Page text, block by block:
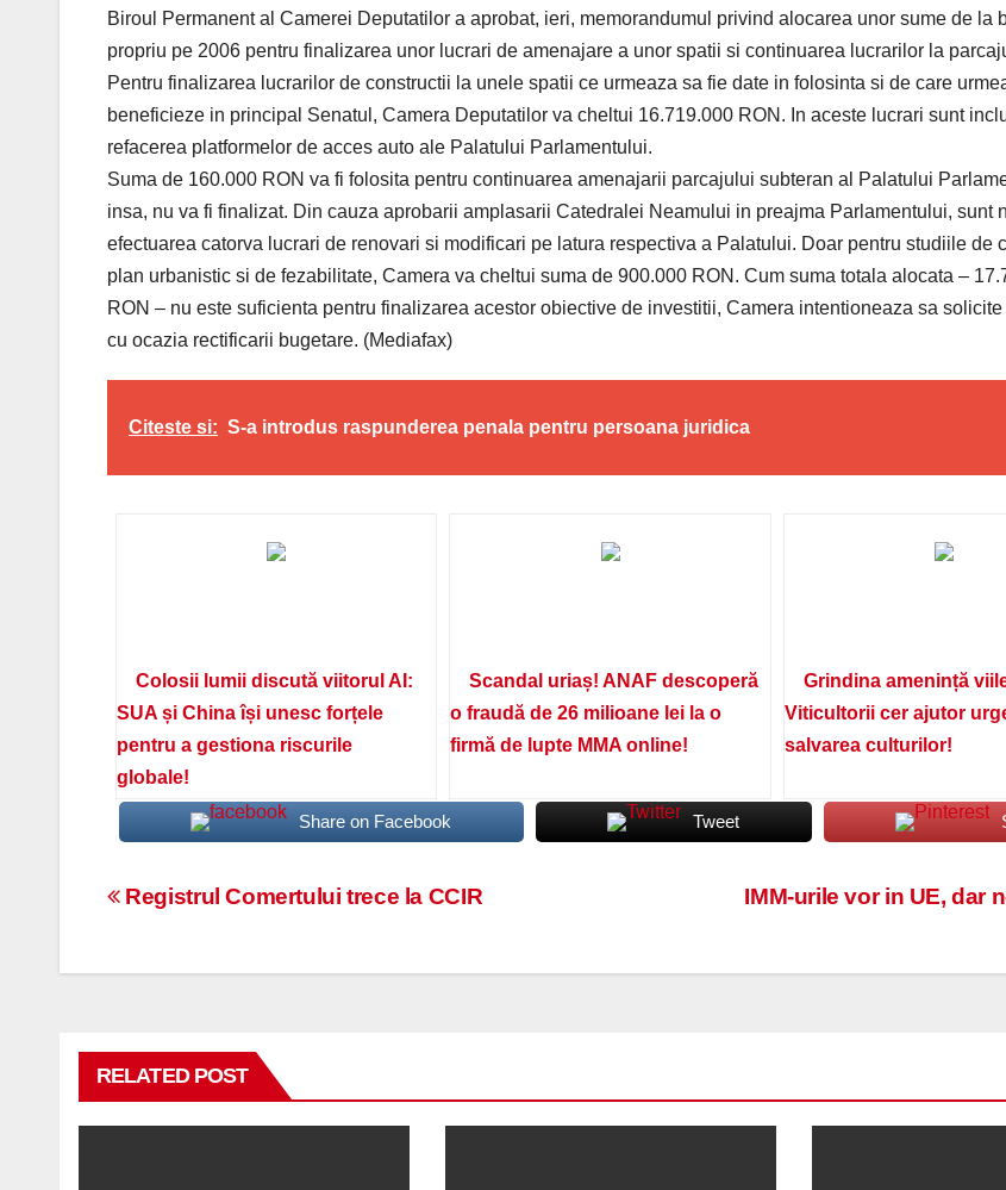
Biroul Permanent al Camerei Deputatilor a aprobat, ieri, memorandumul privind alocarea unor sume de la
propriu pe 2006 pentru finalizarea unor lucrari de amenajare a unor spatii si continuarea lucrarilor la
Pentru finalizarea lucrarilor de constructii la unele spatii ce urmeaza sa fie date in folosinta si de care
beneficieze in principal Senatul, Camera Deputatilor va cheltui 16.719.000 RON. In aceste lucrari sunt
refacerea platformelor de acces auto ale Palatului Parlamentului.
Suma de 160.000 RON va fi folosita pentru continuarea amenajarii parcajului subteran al Palatului
insa, nu va fi finalizat. Din cauza aprobarii amplasarii Catedralei Neamului in preajma Parlamentului, sunt
efectuarea catorva lucrari de renovari si modificari pe latura respectiva a Palatului. Doar pentru studiile de
plan urbanistic si de fezabilitate, Camera va cheltui suma de 900.000 RON. Cum suma totala alocata –
RON – nu este suficienta pentru finalizarea acestor obiective de investitii, Camera intentioneaza sa
cu ocazia rectificarii bugetare. (Mediafax)
Citeste si: S-a introdus raspunderea penala pentru persoana juridica
Colosii lumii discută viitorul AI:
SUA și China își unesc forțele
pentru a gestiona riscurile
globale!
Scandal uriaș! ANAF descoperă
o fraudă de 26 milioane lei la o
firmă de lupte MMA online!
Grindina amenință
Viticultorii cer ajutor
salvarea culturilor!
Share on Facebook Tweet
Navigare
IMM-urile vor in UE, dar
Registrul Comertului trece la CCIR
RELATED POST